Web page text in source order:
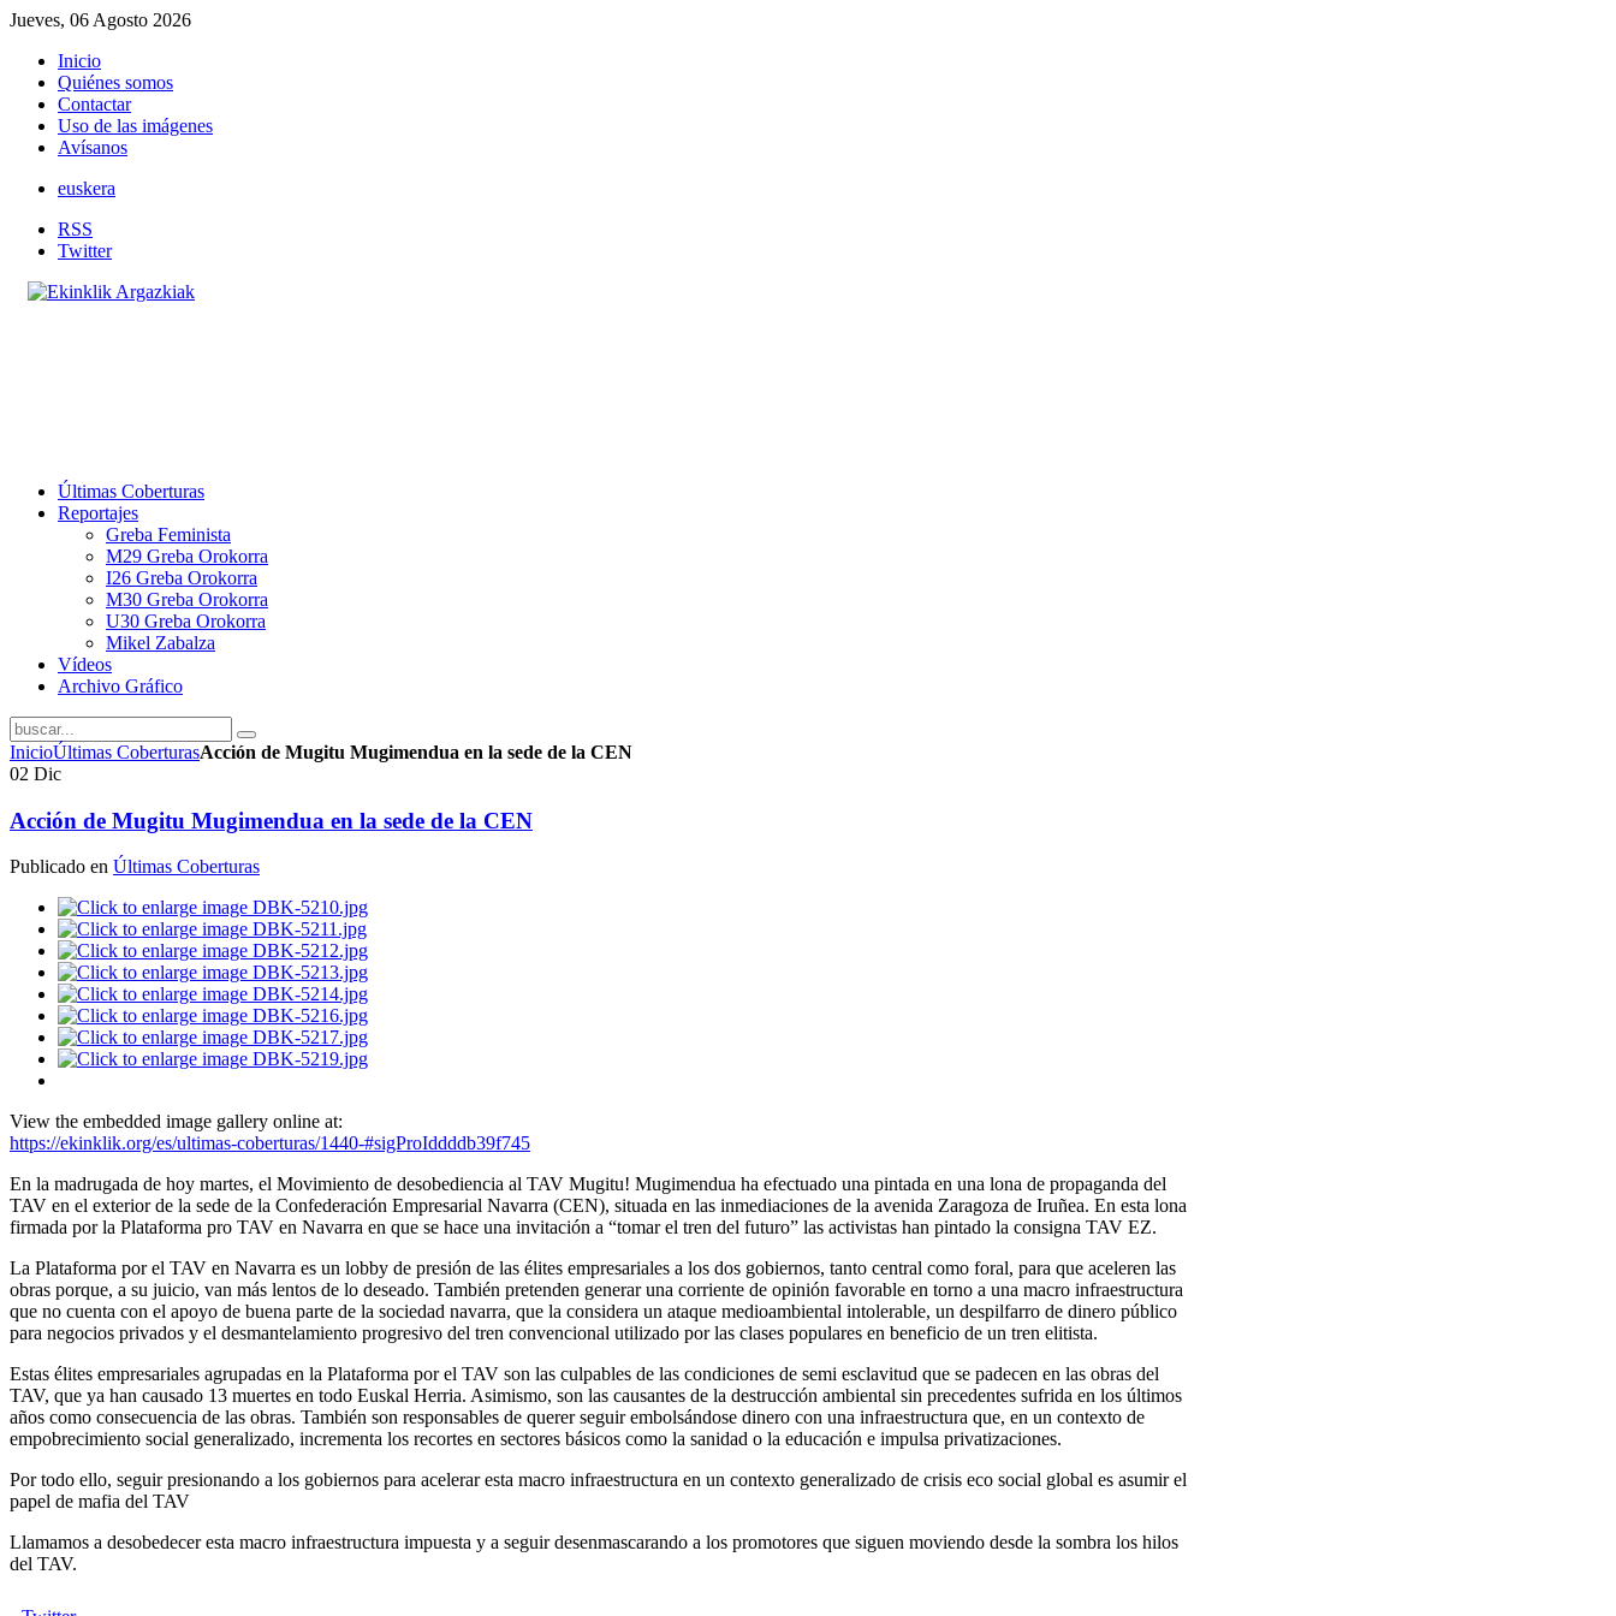
Jueves, 06 Agosto 2026
Inicio
Quiénes somos
Contactar
Uso de las imágenes
Avísanos
euskera
RSS
Twitter
Últimas Coberturas
Reportajes
Greba Feminista
M29 Greba Orokorra
I26 Greba Orokorra
M30 Greba Orokorra
U30 Greba Orokorra
Mikel Zabalza
Vídeos
Archivo Gráfico
InicioÚltimas CoberturasAcción de Mugitu Mugimendua en la sede de la CEN
02 Dic
Acción de Mugitu Mugimendua en la sede de la CEN
Publicado en Últimas Coberturas
View the embedded image gallery online at:
https://ekinklik.org/es/ultimas-coberturas/1440-#sigProIddddb39f745
En la madrugada de hoy martes, el Movimiento de desobediencia al TAV Mugitu! Mugimendua ha efectuado una pintada en una lona de propaganda del
TAV en el exterior de la sede de la Confederación Empresarial Navarra (CEN), situada en las inmediaciones de la avenida Zaragoza de Iruñea. En esta lona
firmada por la Plataforma pro TAV en Navarra en que se hace una invitación a “tomar el tren del futuro” las activistas han pintado la consigna TAV EZ.
La Plataforma por el TAV en Navarra es un lobby de presión de las élites empresariales a los dos gobiernos, tanto central como foral, para que aceleren las
obras porque, a su juicio, van más lentos de lo deseado. También pretenden generar una corriente de opinión favorable en torno a una macro infraestructura
que no cuenta con el apoyo de buena parte de la sociedad navarra, que la considera un ataque medioambiental intolerable, un despilfarro de dinero público
para negocios privados y el desmantelamiento progresivo del tren convencional utilizado por las clases populares en beneficio de un tren elitista.
Estas élites empresariales agrupadas en la Plataforma por el TAV son las culpables de las condiciones de semi esclavitud que se padecen en las obras del
TAV, que ya han causado 13 muertes en todo Euskal Herria. Asimismo, son las causantes de la destrucción ambiental sin precedentes sufrida en los últimos
años como consecuencia de las obras. También son responsables de querer seguir embolsándose dinero con una infraestructura que, en un contexto de
empobrecimiento social generalizado, incrementa los recortes en sectores básicos como la sanidad o la educación e impulsa privatizaciones.
Por todo ello, seguir presionando a los gobiernos para acelerar esta macro infraestructura en un contexto generalizado de crisis eco social global es asumir el
papel de mafia del TAV
Llamamos a desobedecer esta macro infraestructura impuesta y a seguir desenmascarando a los promotores que siguen moviendo desde la sombra los hilos
del TAV.